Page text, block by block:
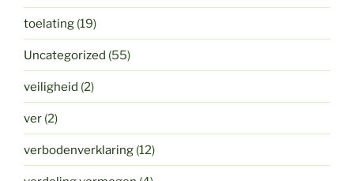
toelating (19)
Uncategorized (55)
veiligheid (2)
ver (2)
verbodenverklaring (12)